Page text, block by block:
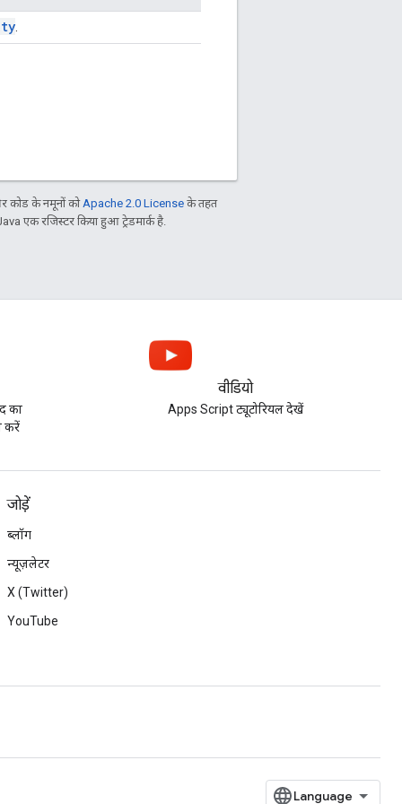
कोड के नमूनों को Apache 2.0 License के तहत
एक रजिस्टर किया हुआ ट्रेडमार्क है.
का
करें
वीडियो
Apps Script ट्यूटोरियल देखें
जोड़ें
ब्लॉग
न्यूज़लेटर
X (Twitter)
YouTube